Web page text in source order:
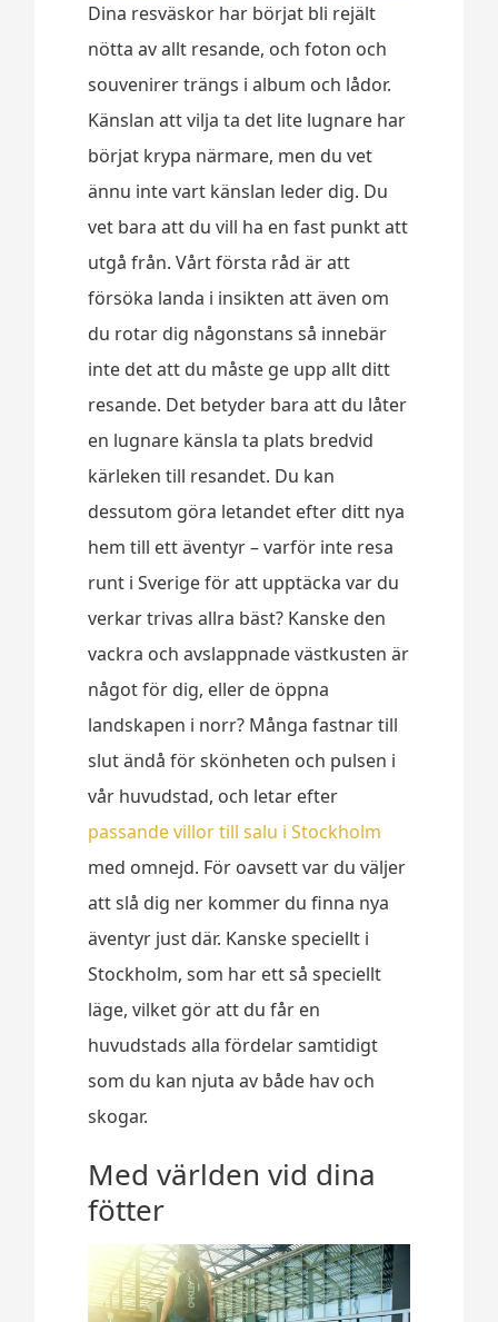
Dina resväskor har börjat bli rejält
nötta av allt resande, och foton och
souvenirer trängs i album och lådor.
Känslan att vilja ta det lite lugnare har
börjat krypa närmare, men du vet
ännu inte vart känslan leder dig. Du
vet bara att du vill ha en fast punkt att
utgå från. Vårt första råd är att
försöka landa i insikten att även om
du rotar dig någonstans så innebär
inte det att du måste ge upp allt ditt
resande. Det betyder bara att du låter
en lugnare känsla ta plats bredvid
kärleken till resandet. Du kan
dessutom göra letandet efter ditt nya
hem till ett äventyr – varför inte resa
runt i Sverige för att upptäcka var du
verkar trivas allra bäst? Kanske den
vackra och avslappnade västkusten är
något för dig, eller de öppna
landskapen i norr? Många fastnar till
slut ändå för skönheten och pulsen i
vår huvudstad, och letar efter
passande villor till salu i Stockholm
med omnejd. För oavsett var du väljer
att slå dig ner kommer du finna nya
äventyr just där. Kanske speciellt i
Stockholm, som har ett så speciellt
läge, vilket gör att du får en
huvudstads alla fördelar samtidigt
som du kan njuta av både hav och
skogar.
Med världen vid dina
fötter